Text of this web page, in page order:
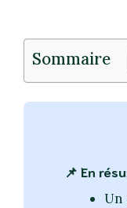
Sommaire
📌 En
Un